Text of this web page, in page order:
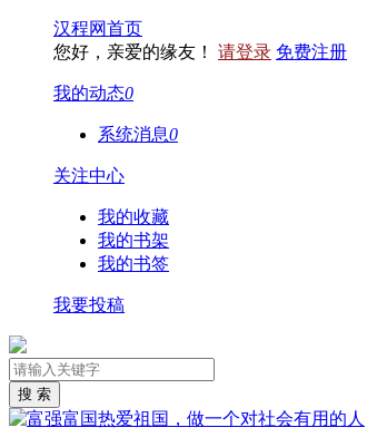
汉程网首页
您好，亲爱的缘友！ 请登录 免费注册
我的动态0
系统消息0
关注中心
我的收藏
我的书架
我的书签
我要投稿